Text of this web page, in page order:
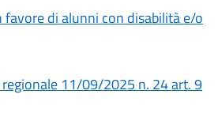
favore di alunni con disabilità e/o
11/09/2025 n. 24 art. 9